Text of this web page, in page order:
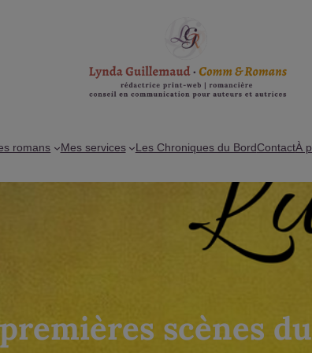
romans Mes services Les Chroniques du BordContactÀ
scènes